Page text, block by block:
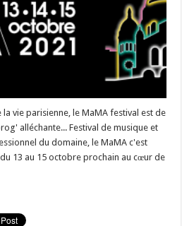
vie parisienne, le MaMA festival est de
alléchante... Festival de musique et
du domaine, le MaMA c'est
13 au 15 octobre prochain au cœur de